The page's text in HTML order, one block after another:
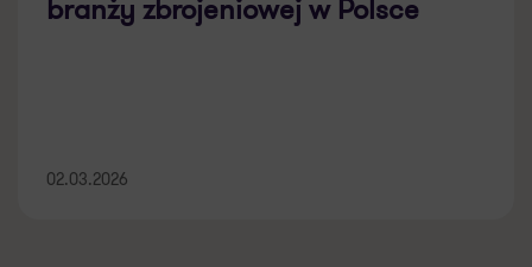
branży zbrojeniowej w Polsce
02.03.2026